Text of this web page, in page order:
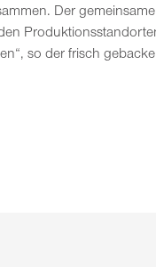
Der
so der frisch